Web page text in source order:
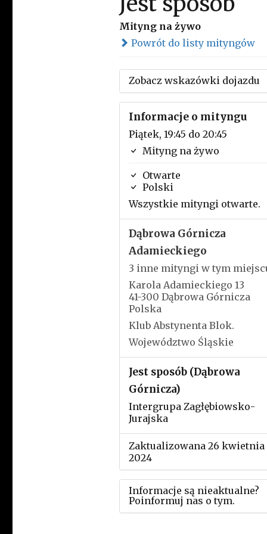
Mityng na żywo
Powrót do listy mityngów
Zobacz wskazówki dojazdu
Informacje o mityngu
Piątek, 19:45 do 20:45
Mityng na żywo
Otwarte
Polski
Wszystkie mityngi otwarte.
Dąbrowa Górnicza
Adamieckiego
3 inne mityngi w tym
Karola Adamieckiego 13
41-300 Dąbrowa Górnicza
Polska
Klub Abstynenta Blok.
Województwo Śląskie
Jest sposób (Dąbrowa
Górnicza)
Intergrupa Zagłębiowsko-
Jurajska
Zaktualizowana 26 kwietnia
2024
Informacje są nieaktualne?
Poinformuj nas o tym.